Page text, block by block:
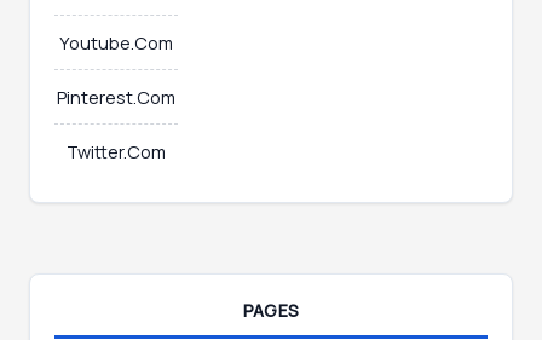
Youtube.Com
Pinterest.Com
Twitter.Com
PAGES